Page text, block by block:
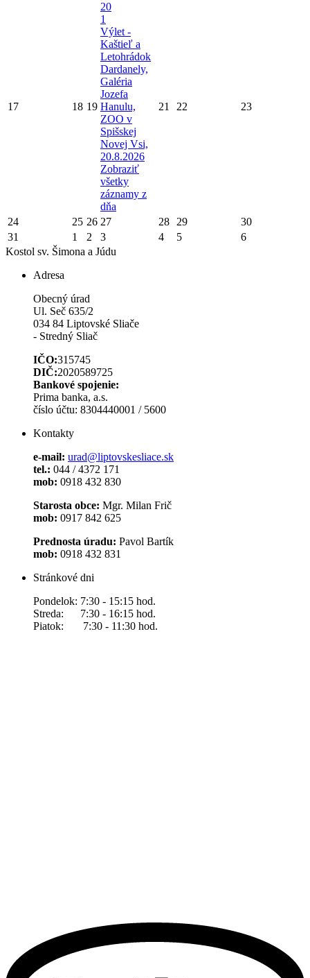
17 18 19
20
1
Výlet -
Kaštieľ a
Letohrádok
Dardanely,
Galéria
Jozefa
Hanulu,
ZOO v
Spišskej
Novej Vsi,
20.8.2026
Zobraziť
všetky
záznamy z
dňa
21 22 23
24 25 26 27 28 29
30
31
1 2 3 4 5
6
Kostol sv. Šimona a Júdu
Adresa
Obecný úrad
Ul. Seč 635/2
034 84 Liptovské Sliače
- Stredný Sliač
IČO:315745
DIČ:2020589725
Bankové spojenie:
Prima banka, a.s.
číslo účtu: 8304440001 / 5600
Kontakty
e-mail: urad@liptovskesliace.sk
tel.: 044 / 4372 171
mob: 0918 432 830
Starosta obce: Mgr. Milan Frič
mob: 0917 842 625
Prednosta úradu: Pavol Bartík
mob: 0918 432 831
Stránkové dni
Pondelok: 7:30 - 15:15 hod.
Streda: 7:30 - 16:15 hod.
Piatok: 7:30 - 11:30 hod.